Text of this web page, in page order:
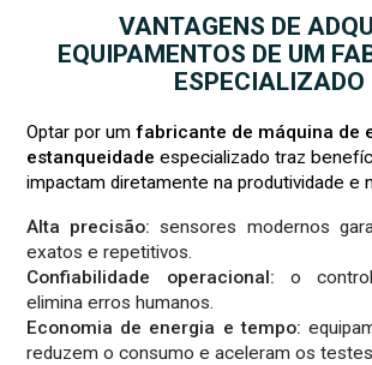
VANTAGENS DE
EQUIPAMENTOS DE UM
ESPECIALIZADO
Optar por umfabricante de máquina de
estanqueidade especializado traz
impactam diretamente na produtividade e
Alta precisão: sensores modernos
exatos e repetitivos.
Confiabilidade operacional: o
elimina erros humanos.
Economia de energia e tempo:
reduzem o consumo e aceleram os